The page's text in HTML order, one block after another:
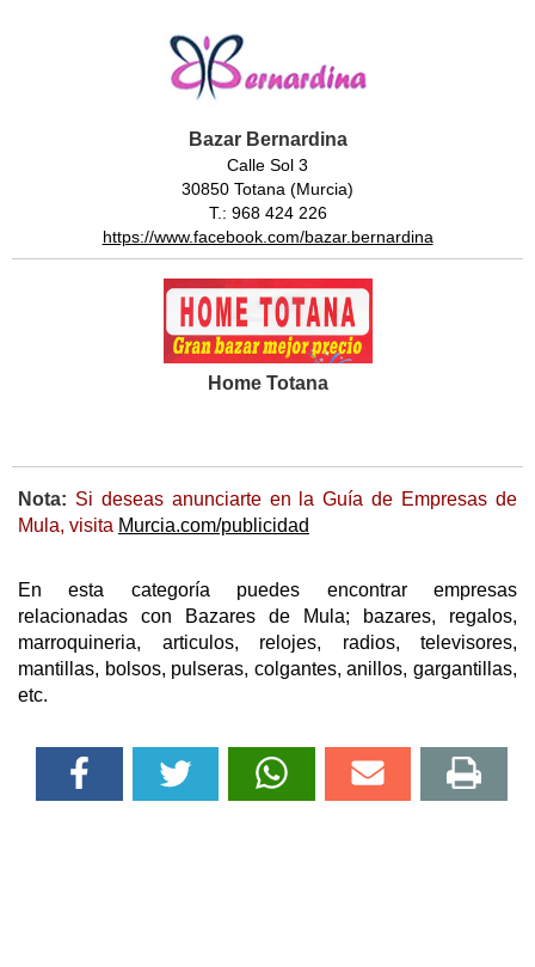
Bazar Bernardina
Calle Sol 3
30850 Totana (Murcia)
T.: 968 424 226
https://www.facebook.com/bazar.bernardina
Home Totana
Nota: Si deseas anunciarte en la Guía de Empresas de
Mula, visita Murcia.com/publicidad
En esta categoría puedes encontrar empresas
relacionadas con Bazares de Mula; bazares, regalos,
marroquineria, articulos, relojes, radios, televisores,
mantillas, bolsos, pulseras, colgantes, anillos, gargantillas,
etc.